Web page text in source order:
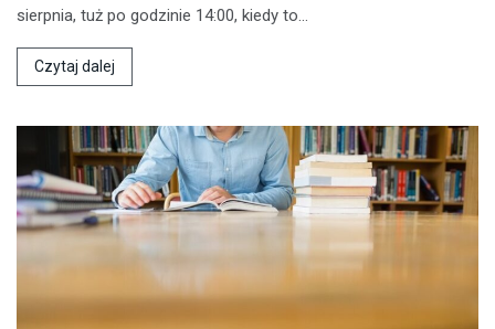
sierpnia, tuż po godzinie 14:00, kiedy to…
Czytaj dalej